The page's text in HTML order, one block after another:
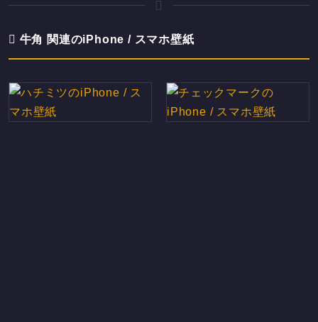
牛角 関連のiPhone / スマホ壁紙